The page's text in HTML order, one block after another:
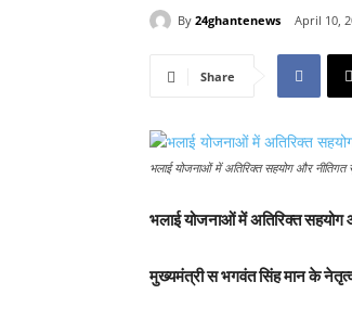
By 24ghantenews April 10,
Share
भलाई योजनाओं में अतिरिक्त सहयोग और
भलाई योजनाओं में अतिरिक्त सहयोग
मुख्यमंत्री स भगवंत सिंह मान के नेतृत्व